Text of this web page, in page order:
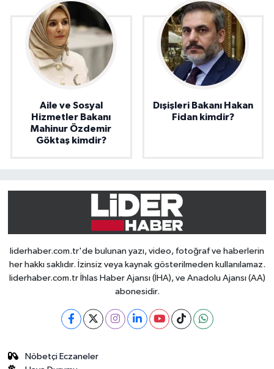
Aile ve Sosyal
Hizmetler Bakanı
Mahinur Özdemir
Göktaş kimdir?
Dışişleri Bakanı Hakan
Fidan kimdir?
liderhaber.com.tr'de bulunan yazı, video, fotoğraf ve haberlerin
her hakkı saklıdır. İzinsiz veya kaynak gösterilmeden kullanılamaz.
liderhaber.com.tr İhlas Haber Ajansı (İHA), ve Anadolu Ajansı (AA)
abonesidir.
Nöbetçi Eczaneler